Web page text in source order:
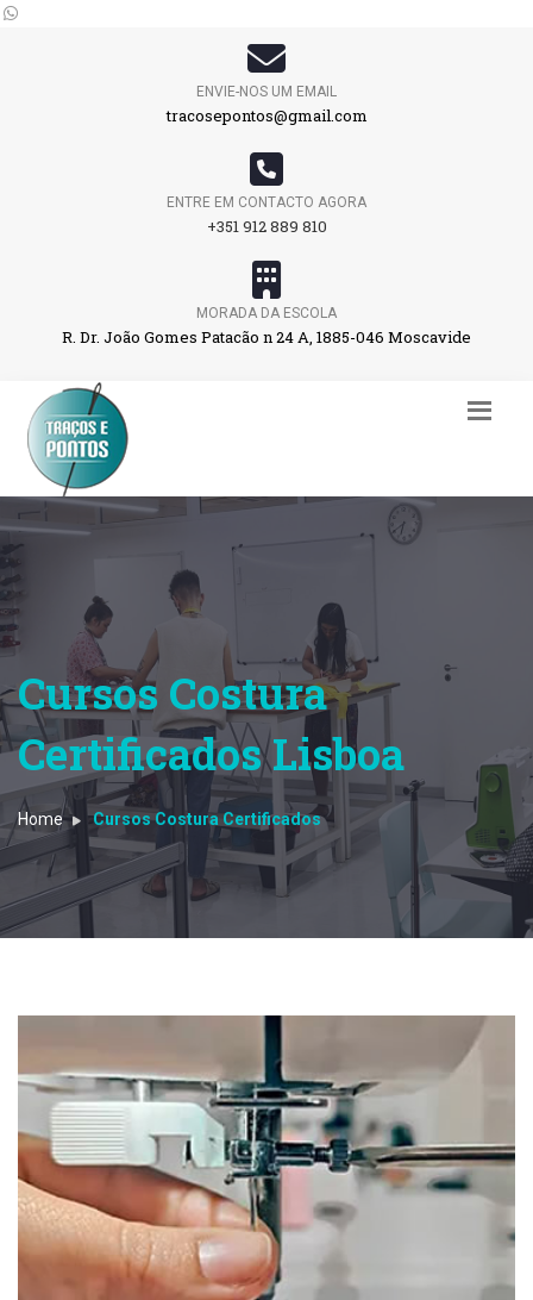
ENVIE-NOS UM EMAIL
tracosepontos@gmail.com
ENTRE EM CONTACTO AGORA
+351 912 889 810
MORADA DA ESCOLA
R. Dr. João Gomes Patacão n 24 A, 1885-046 Moscavide
Cursos Costura
Certificados Lisboa
Home Cursos Costura Certificados